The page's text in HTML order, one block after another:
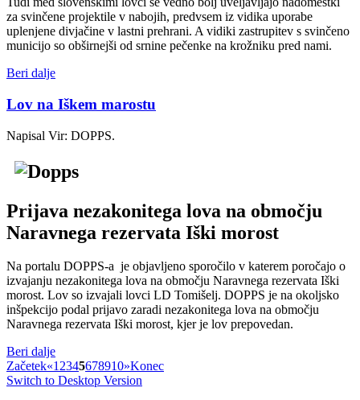
za svinčene projektile v nabojih, predvsem iz vidika uporabe
uplenjene divjačine v lastni prehrani. A vidiki zastrupitev s svinčeno
municijo so obširnejši od srnine pečenke na krožniku pred nami.
Beri dalje
Lov na Iškem marostu
Napisal Vir: DOPPS.
Prijava nezakonitega lova na območju
Naravnega rezervata Iški morost
Na portalu DOPPS-a je objavljeno sporočilo v katerem poročajo o
izvajanju nezakonitega lova na območju Naravnega rezervata Iški
morost. Lov so izvajali lovci LD Tomišelj. DOPPS je na okoljsko
inšpekcijo podal prijavo zaradi nezakonitega lova na območju
Naravnega rezervata Iški morost, kjer je lov prepovedan.
Beri dalje
Začetek«12345678910»Konec
Switch to Desktop Version